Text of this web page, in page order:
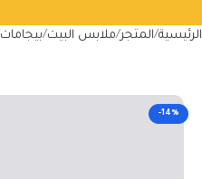
الرئيسية المتجر ملابس البيت بيجامات
-14%